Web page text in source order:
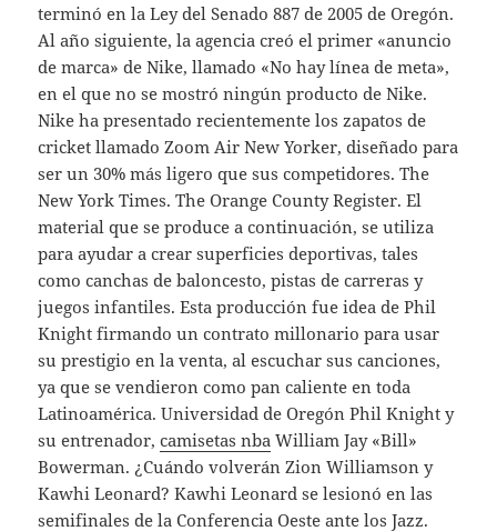
terminó en la Ley del Senado 887 de 2005 de Oregón.
Al año siguiente, la agencia creó el primer «anuncio
de marca» de Nike, llamado «No hay línea de meta»,
en el que no se mostró ningún producto de Nike.
Nike ha presentado recientemente los zapatos de
cricket llamado Zoom Air New Yorker, diseñado para
ser un 30% más ligero que sus competidores. The
New York Times. The Orange County Register. El
material que se produce a continuación, se utiliza
para ayudar a crear superficies deportivas, tales
como canchas de baloncesto, pistas de carreras y
juegos infantiles. Esta producción fue idea de Phil
Knight firmando un contrato millonario para usar
su prestigio en la venta, al escuchar sus canciones,
ya que se vendieron como pan caliente en toda
Latinoamérica. Universidad de Oregón Phil Knight y
su entrenador,camisetas nba William Jay «Bill»
Bowerman. ¿Cuándo volverán Zion Williamson y
Kawhi Leonard? Kawhi Leonard se lesionó en las
semifinales de la Conferencia Oeste ante los Jazz.